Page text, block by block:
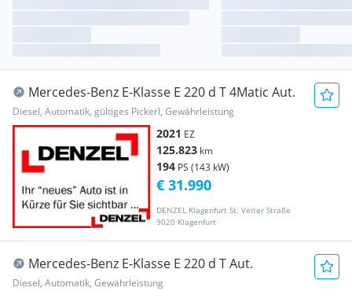
Mercedes-Benz E-Klasse E 220 d T 4Matic Aut.
Diesel, Automatik, gültiges Pickerl, Gewährleistung
2021 EZ
125.823 km
194 PS (143 kW)
DENZEL Klagenfurt St. Veiter Straße
9020 Klagenfurt
€ 31.990
Mercedes-Benz E-Klasse E 220 d T Aut.
Diesel, Automatik, Gewährleistung